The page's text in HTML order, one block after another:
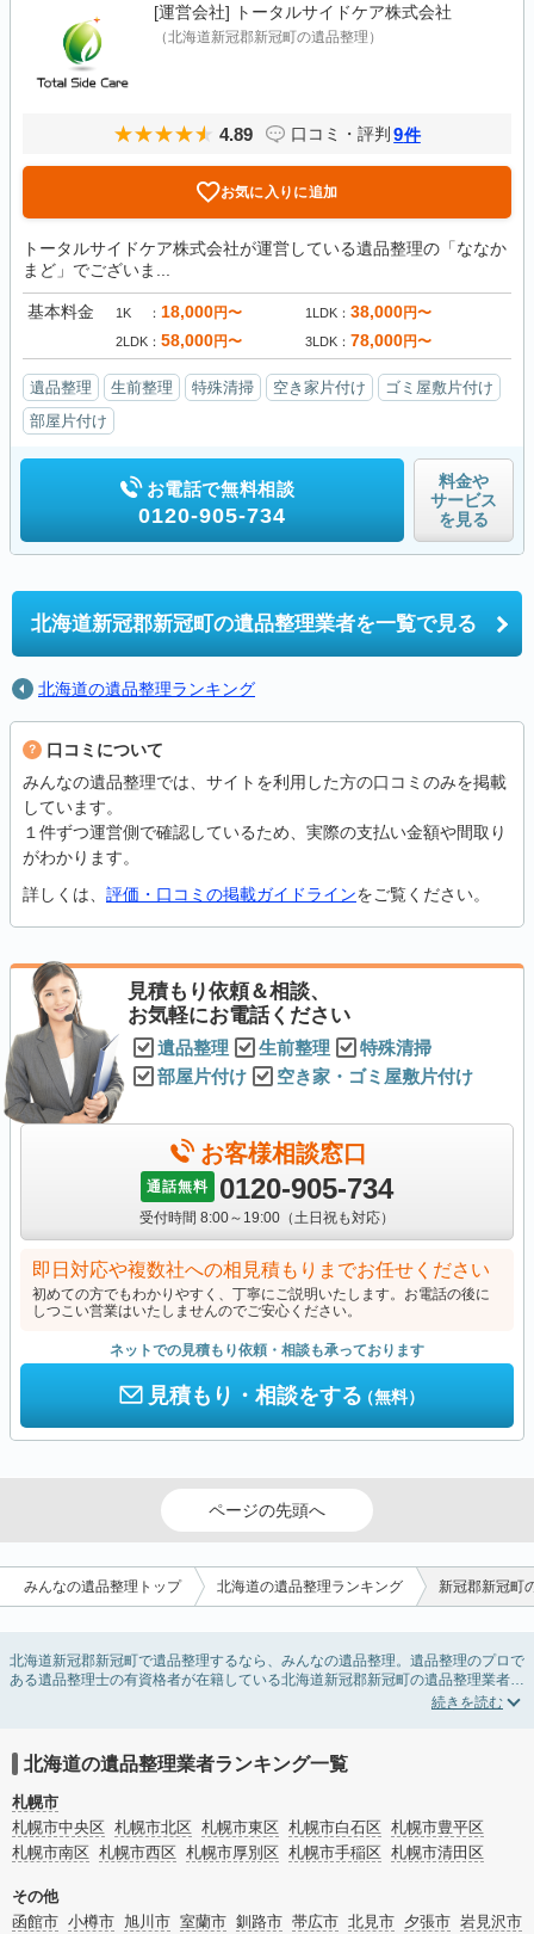
[運営会社] トータルサイドケア株式会社
（北海道新冠郡新冠町の遺品整理）
4.89 口コミ・評判 9件
お気に入りに追加
トータルサイドケア株式会社が運営している遺品整理の「ななか
まど」でございま...
基本料金 1K 18,000円〜 1LDK 38,000円〜
2LDK 58,000円〜 3LDK 78,000円〜
遺品整理 生前整理 特殊清掃 空き家片付け
ゴミ屋敷片付け
部屋片付け
お電話で無料相談
0120-905-734
料金や
サービス
を見る
北海道新冠郡新冠町の遺品整理業者を一覧で見る
北海道の遺品整理ランキング
口コミについて
みんなの遺品整理では、サイトを利用した方の口コミのみを掲載
しています。
１件ずつ運営側で確認しているため、実際の支払い金額や間取り
がわかります。
詳しくは、 評価・口コミの掲載ガイドラインをご覧ください。
見積もり依頼＆相談、
お気軽にお電話ください
遺品整理 生前整理
特殊清掃
部屋片付け
空き家・ゴミ屋敷片付け
お客様相談窓口
通話無料 0120-905-734
受付時間 8:00～19:00（土日祝も対応）
即日対応や複数社への相見積もりまでお任せください
初めての方でもわかりやすく、丁寧にご説明いたします。お電話の後に
しつこい営業はいたしませんのでご安心ください。
ネットでの見積もり依頼・相談も承っております
見積もり・相談をする（無料）
ページの先頭へ
みんなの遺品整理トップ 北海道の遺品整理ランキング 新冠郡新冠町
北海道新冠郡新冠町で遺品整理するなら、みんなの遺品整理。遺品整理のプロで
ある遺品整理士の有資格者が在籍している北海道新冠郡新冠町の遺品整理業者が
掲載されています。遺品処分を即日対応してくれる実家の片付け業者や遺品整理
ービスで絞り込み条件を利用し検索してみましょう。
ゴミの処分方法や親の家の遺品整理をはじめる時期などお役立ち情報も豊富なの
で、チェックしてみてください。
北海道の遺品整理業者ランキング一覧
札幌市
札幌市中央区 札幌市北区 札幌市東区 札幌市白石区 札幌市豊平区
札幌市南区 札幌市西区 札幌市厚別区 札幌市手稲区 札幌市清田区
その他
函館市 小樽市 旭川市 室蘭市 釧路市 帯広市 北見市 夕張市 岩見沢市